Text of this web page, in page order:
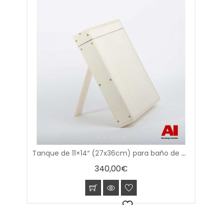
Tanque de 11×14″ (27x36cm) para baño de nitrato de plata
0
out
5
340,00€